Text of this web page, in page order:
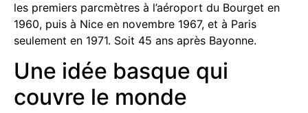
les premiers parcmètres à l’aéroport du Bourget en
1960, puis à Nice en novembre 1967, et à Paris
seulement en 1971. Soit 45 ans après Bayonne.
Une idée basque qui
couvre le monde